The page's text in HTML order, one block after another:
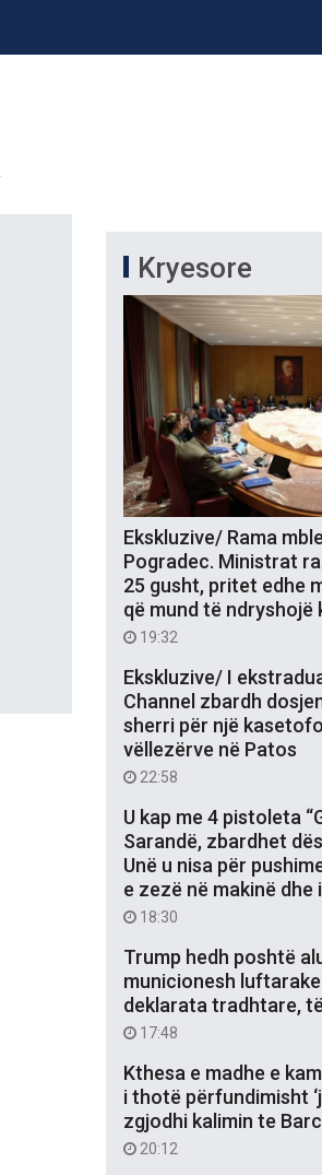
Kryesore
Ekskluzive/ Rama
Pogradec. Ministrat
25 gusht, pritet edhe
që mund të ndryshojë
19:32
Ekskluzive/ I
Channel zbardh
sherri për një
vëllezërve në Patos
22:58
U kap me 4 pistoleta
Sarandë, zbardhet
Unë u nisa për
e zezë në makinë dhe
18:30
Trump hedh poshtë
municionesh
deklarata tradhtare,
17:48
Kthesa e madhe e
i thotë përfundimisht
zgjodhi kalimin te
20:12